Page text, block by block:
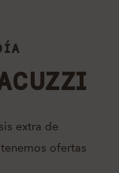
extra de
ofertas